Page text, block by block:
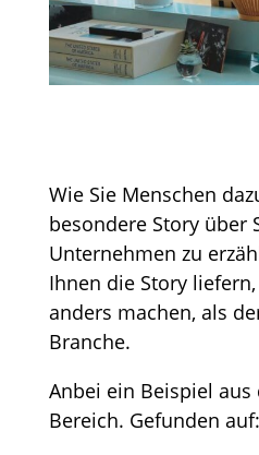
Wie Sie Menschen
besondere Story über
Unternehmen zu
Ihnen die Story
anders machen, als
Branche.
Anbei ein Beispiel aus
Bereich. Gefunden